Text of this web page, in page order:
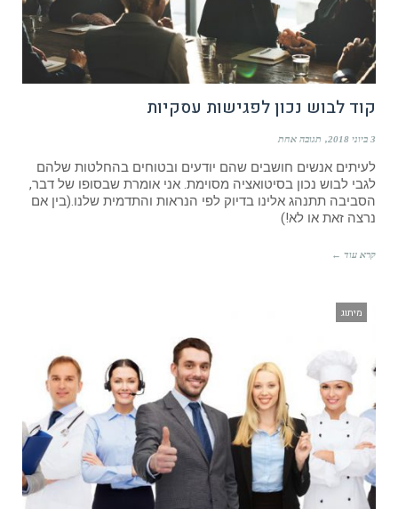
קוד לבוש נכון לפגישות עסקיות
3 ביוני 2018 תגובה אחת
לעיתים אנשים חושבים שהם יודעים ובטוחים בהחלטות שלהם
לגבי לבוש נכון בסיטואציה מסוימת. אני אומרת שבסופו של דבר,
הסביבה תתנהג אלינו בדיוק לפי הנראות והתדמית שלנו.(בין אם
נרצה זאת או לא!)
קרא עוד ←
מיתוג